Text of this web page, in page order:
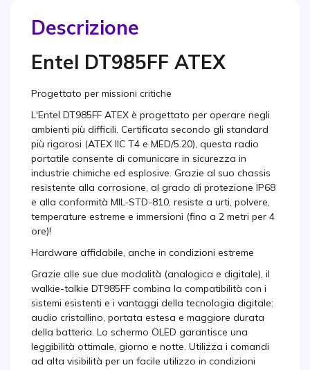
Descrizione
Entel DT985FF ATEX
Progettato per missioni critiche
L'Entel DT985FF ATEX è progettato per operare negli
ambienti più difficili. Certificata secondo gli standard
più rigorosi (ATEX IIC T4 e MED/5.20), questa radio
portatile consente di comunicare in sicurezza in
industrie chimiche ed esplosive. Grazie al suo chassis
resistente alla corrosione, al grado di protezione IP68
e alla conformità MIL-STD-810, resiste a urti, polvere,
temperature estreme e immersioni (fino a 2 metri per 4
ore)!
Hardware affidabile, anche in condizioni estreme
Grazie alle sue due modalità (analogica e digitale), il
walkie-talkie DT985FF combina la compatibilità con i
sistemi esistenti e i vantaggi della tecnologia digitale:
audio cristallino, portata estesa e maggiore durata
della batteria. Lo schermo OLED garantisce una
leggibilità ottimale, giorno e notte. Utilizza i comandi
ad alta visibilità per un facile utilizzo in condizioni